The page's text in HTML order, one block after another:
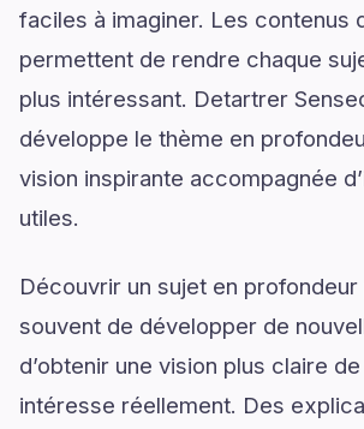
faciles à imaginer. Les contenus
permettent de rendre chaque
plus intéressant. Detartrer
développe le thème en
vision inspirante accompagnée
utiles.
Découvrir un sujet en
souvent de développer de
d’obtenir une vision plus claire
intéresse réellement. Des